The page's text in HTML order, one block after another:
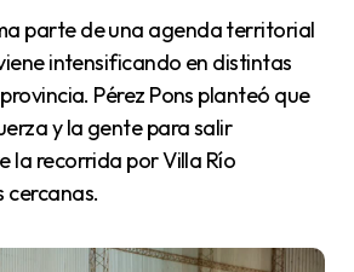
intensificando en distintas
Pérez Pons planteó que
y la gente para salir
la recorrida por Villa Río
cercanas.